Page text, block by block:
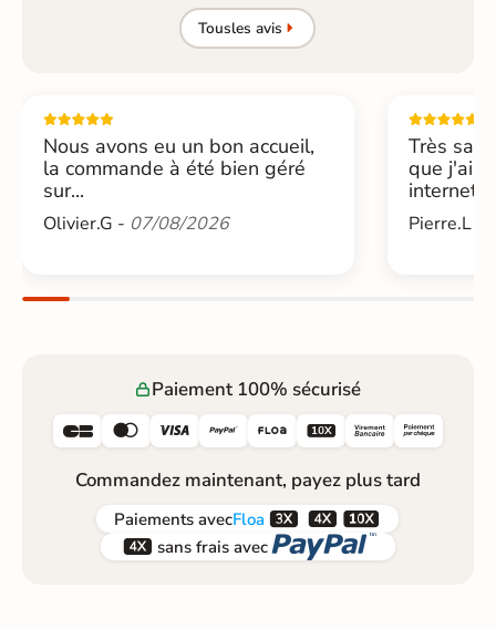
Tousles avis
Nous avons eu un bon accueil,
la commande à été bien géré
sur...
Olivier.G - 07/08/2026
Très
que j'ai
internet....
Pierre.L -
Paiement 100% sécurisé
     
Commandez maintenant, payez plus tard
Paiements avecFloa  
 sans frais avec 